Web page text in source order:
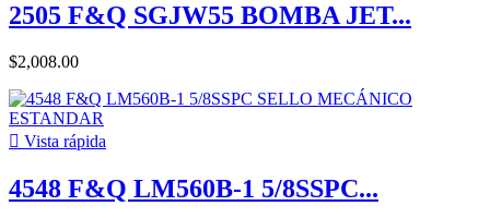
2505 F&Q SGJW55 BOMBA JET...
$2,008.00
 Vista rápida
4548 F&Q LM560B-1 5/8SSPC...